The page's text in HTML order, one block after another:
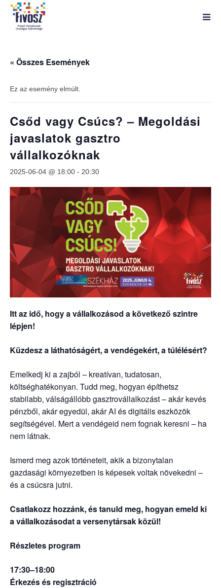
« Összes Események
Ez az esemény elmúlt.
Csőd vagy Csúcs? – Megoldási
javaslatok gasztro
vállalkozóknak
2025-06-04 @ 18:00 - 20:30
Itt az idő, hogy a vállalkozásod a következő szintre
lépjen!
Küzdesz a láthatóságért, a vendégekért, a túlélésért?
Emelkedj ki a zajból – kreatívan, tudatosan,
költséghatékonyan. Tudd meg, hogyan építhetsz
stabilabb, válságállóbb gasztrovállalkozást – akár kevés
pénzből, akár egyedül, akár AI és digitális eszközök
segítségével. Mert a vendégeid nem fognak keresni – ha
nem látnak.
Ismerd meg azok történeteit, akik a bizonytalan
gazdasági környezetben is képesek voltak növekedni –
és a csúcsra jutni.
Csatlakozz hozzánk, és tanuld meg, hogyan emeld ki
a vállalkozásodat a versenytársak közül!
Részletes program
17:30–18:00
Érkezés és regisztráció